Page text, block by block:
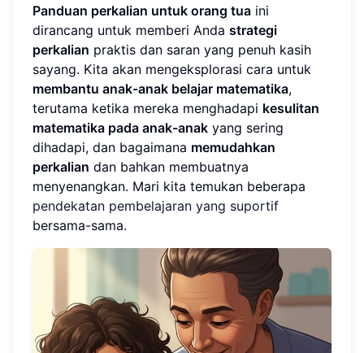
Panduan perkalian untuk orang tua ini
dirancang untuk memberi Anda strategi
perkalian praktis dan saran yang penuh kasih
sayang. Kita akan mengeksplorasi cara untuk
membantu anak-anak belajar matematika,
terutama ketika mereka menghadapi kesulitan
matematika pada anak-anak yang sering
dihadapi, dan bagaimana memudahkan
perkalian dan bahkan membuatnya
menyenangkan. Mari kita temukan beberapa
pendekatan pembelajaran yang suportif
bersama-sama.